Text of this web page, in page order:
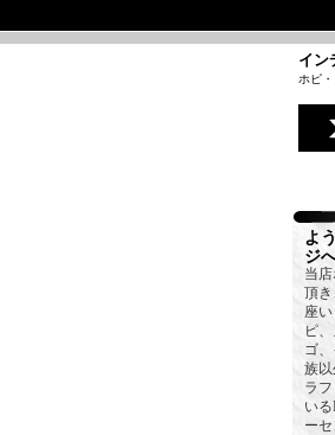
イン
ホピ
よ
ジ
当
頂
座
ピ
ゴ
族
ラ
い
ー